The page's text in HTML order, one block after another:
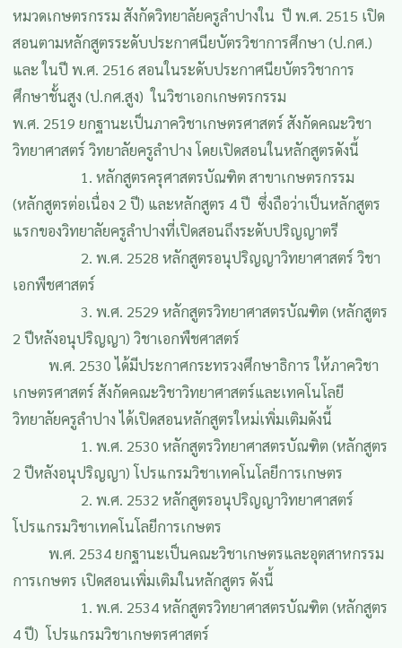
หมวดเกษตรกรรม สังกัดวิทยาลัยครูลำปางใน ปี พ.ศ. 2515 เปิด
สอนตามหลักสูตรระดับประกาศนียบัตรวิชาการศึกษา (ป.กศ.)
และ ในปี พ.ศ. 2516 สอนในระดับประกาศนียบัตรวิชาการ
ศึกษาชั้นสูง (ป.กศ.สูง) ในวิชาเอกเกษตรกรรม
พ.ศ. 2519 ยกฐานะเป็นภาควิชาเกษตรศาสตร์ สังกัดคณะวิชา
วิทยาศาสตร์ วิทยาลัยครูลำปาง โดยเปิดสอนในหลักสูตรดังนี้
1. หลักสูตรครุศาสตรบัณฑิต สาขาเกษตรกรรม
(หลักสูตรต่อเนื่อง 2 ปี) และหลักสูตร 4 ปี ซึ่งถือว่าเป็นหลักสูตร
แรกของวิทยาลัยครูลำปางที่เปิดสอนถึงระดับปริญญาตรี
2. พ.ศ. 2528 หลักสูตรอนุปริญญาวิทยาศาสตร์ วิชา
เอกพืชศาสตร์
3. พ.ศ. 2529 หลักสูตรวิทยาศาสตรบัณฑิต (หลักสูตร
2 ปีหลังอนุปริญญา) วิชาเอกพืชศาสตร์
พ.ศ. 2530 ได้มีประกาศกระทรวงศึกษาธิการ ให้ภาควิชา
เกษตรศาสตร์ สังกัดคณะวิชาวิทยาศาสตร์และเทคโนโลยี
วิทยาลัยครูลำปาง ได้เปิดสอนหลักสูตรใหม่เพิ่มเติมดังนี้
1. พ.ศ. 2530 หลักสูตรวิทยาศาสตรบัณฑิต (หลักสูตร
2 ปีหลังอนุปริญญา) โปรแกรมวิชาเทคโนโลยีการเกษตร
2. พ.ศ. 2532 หลักสูตรอนุปริญญาวิทยาศาสตร์
โปรแกรมวิชาเทคโนโลยีการเกษตร
พ.ศ. 2534 ยกฐานะเป็นคณะวิชาเกษตรและอุตสาหกรรม
การเกษตร เปิดสอนเพิ่มเติมในหลักสูตร ดังนี้
1. พ.ศ. 2534 หลักสูตรวิทยาศาสตรบัณฑิต (หลักสูตร
4 ปี) โปรแกรมวิชาเกษตรศาสตร์